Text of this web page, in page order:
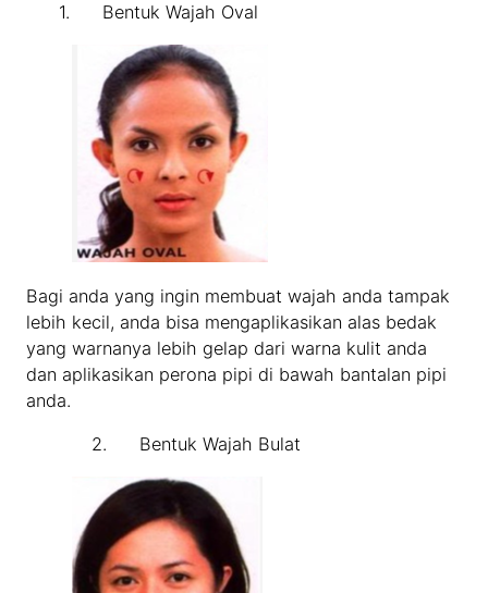
1. Bentuk Wajah Oval
Bagi anda yang ingin membuat wajah anda tampak
lebih kecil, anda bisa mengaplikasikan alas bedak
yang warnanya lebih gelap dari warna kulit anda
dan aplikasikan perona pipi di bawah bantalan pipi
anda.
2. Bentuk Wajah Bulat